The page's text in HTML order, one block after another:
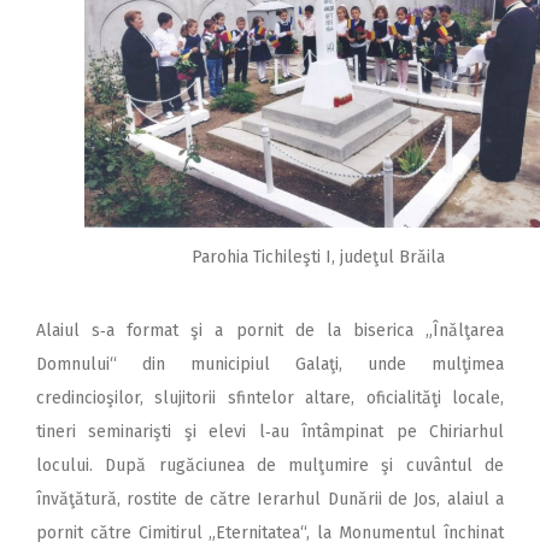
Parohia Tichileşti I, judeţul Brăila
Alaiul s‑a format şi a pornit de la biserica „Înălţarea
Domnului“ din municipiul Galaţi, unde mulţimea
credincioşilor, slujitorii sfintelor altare, oficialităţi locale,
tineri seminarişti şi elevi l‑au întâmpinat pe Chiriarhul
locului. După rugăciunea de mulţumire şi cuvântul de
învăţătură, rostite de către Ierarhul Dunării de Jos, alaiul a
pornit către Cimitirul „Eternitatea“, la Monumentul închinat